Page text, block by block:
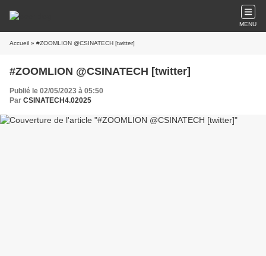
MENU
Accueil » #ZOOMLION @CSINATECH [twitter]
#ZOOMLION @CSINATECH [twitter]
Publié le 02/05/2023 à 05:50
Par CSINATECH4.02025